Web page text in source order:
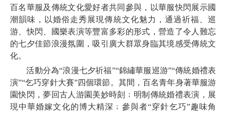
百名華服及傳統文化愛好者共同參與，以華服快閃展示國
潮韻味，以婚俗走秀展現傳統文化魅力，通過祈福、巡
游、快閃、國樂表演等豐富多彩的形式，營造了令人難忘
的七夕佳節浪漫氛圍，吸引廣大群眾身臨其境感受傳統文
化。
活動分為“浪漫七夕祈福”“錦繡華服巡游”“傳統婚禮表
演”“乞巧穿針大賽”四個環節。其間，百名青年身著華服游
園快閃，夢回古人游園美妙時刻﹔明制傳統婚禮表演，展
現中華婚嫁文化的博大精深﹔參與者“穿針乞巧”趣味角